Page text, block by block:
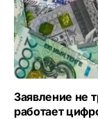
Заявление не
работает